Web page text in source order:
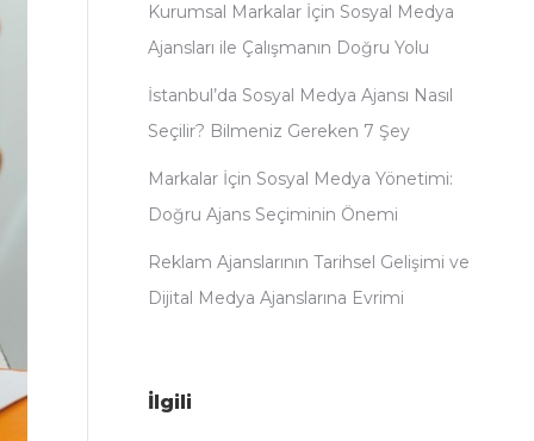
Kurumsal Markalar İçin Sosyal Medya
Ajansları ile Çalışmanın Doğru Yolu
İstanbul’da Sosyal Medya Ajansı Nasıl
Seçilir? Bilmeniz Gereken 7 Şey
Markalar İçin Sosyal Medya Yönetimi:
Doğru Ajans Seçiminin Önemi
Reklam Ajanslarının Tarihsel Gelişimi ve
Dijital Medya Ajanslarına Evrimi
İlgili